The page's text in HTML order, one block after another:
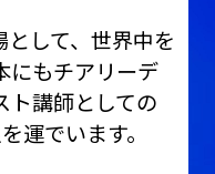
して、世界中を
にもチアリーデ
ト講師としての
運でいます。